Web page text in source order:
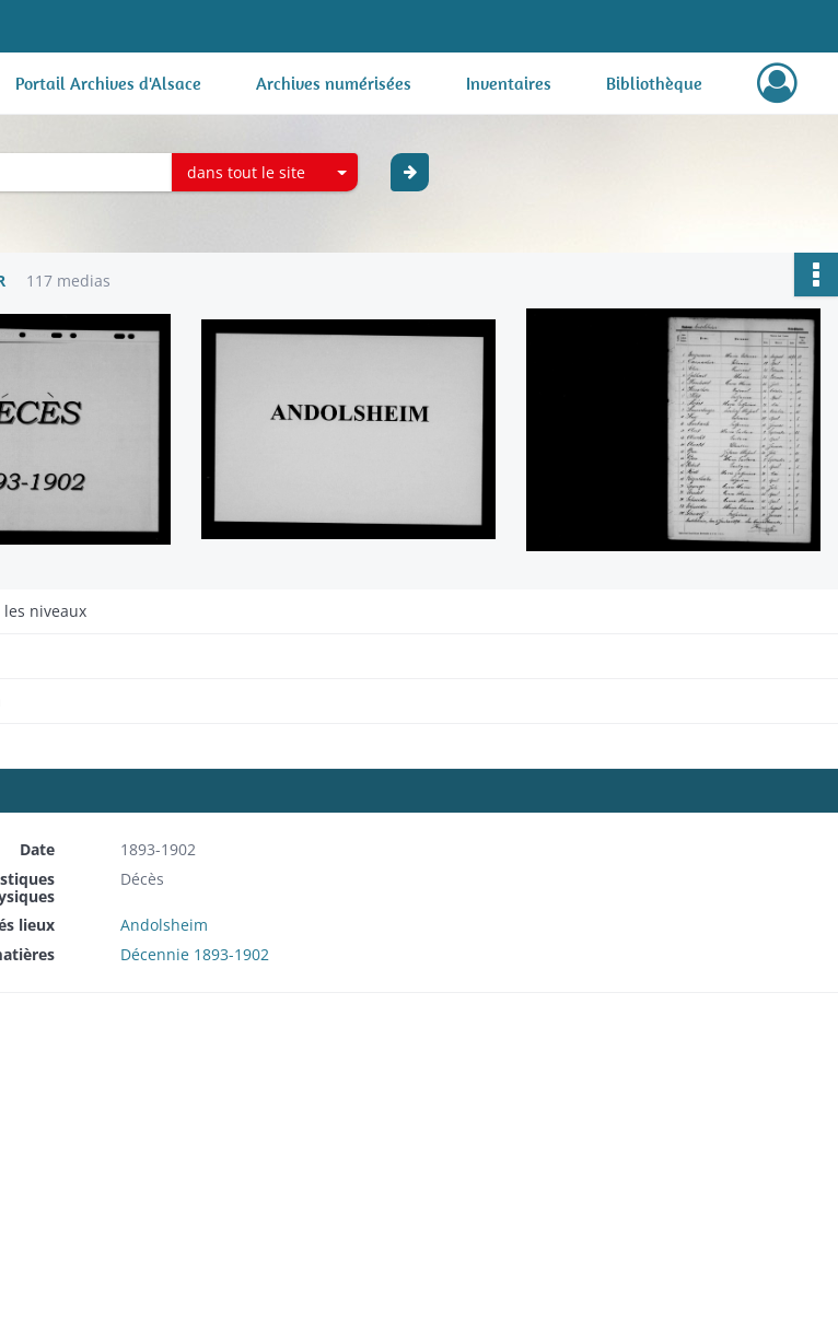
Portail Archives d'Alsace Archives numérisées Inventaires Bibliothèque
dans tout le site
117 medias
niveaux
Date
1893-1902
Décès
lieux
Andolsheim
Décennie 1893-1902